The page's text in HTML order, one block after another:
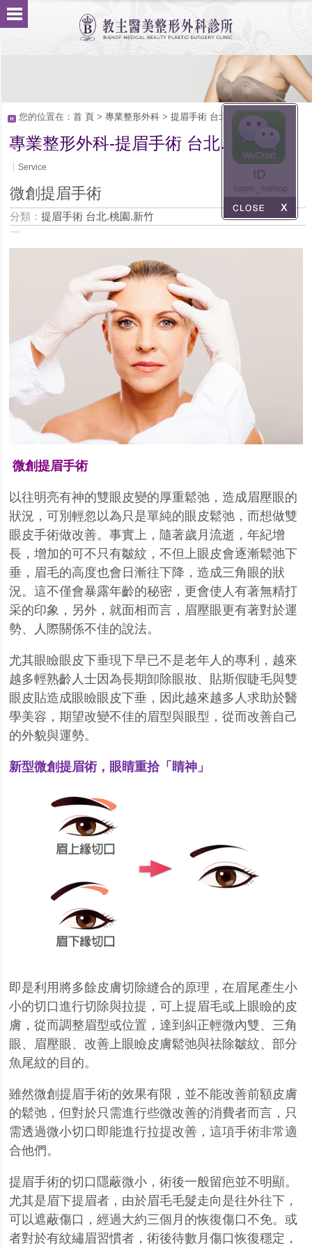
您的位置在： 首 頁> 專業整形外科> 提眉手術 台北.桃園.新竹
專業整形外科-提眉手術 台北.桃園.新竹
Service
微創提眉手術
分類： 提眉手術 台北.桃園.新竹
微創提眉手術
以往明亮有神的雙眼皮變的厚重鬆弛，造成眉壓眼的
狀況，可別輕忽以為只是單純的眼皮鬆弛，而想做雙
眼皮手術做改善。事實上，隨著歲月流逝，年紀增
長，增加的可不只有皺紋，不但上眼皮會逐漸鬆弛下
垂，眉毛的高度也會日漸往下降，造成三角眼的狀
況。這不僅會暴露年齡的秘密，更會使人有著無精打
采的印象，另外，就面相而言，眉壓眼更有著對於運
勢、人際關係不佳的說法。
尤其眼瞼眼皮下垂現下早已不是老年人的專利，越來
越多輕熟齡人士因為長期卸除眼妝、貼斯假睫毛與雙
眼皮貼造成眼瞼眼皮下垂，因此越來越多人求助於醫
學美容，期望改變不佳的眉型與眼型，從而改善自己
的外貌與運勢。
新型微創提眉術，眼睛重拾「睛神」
即是利用將多餘皮膚切除縫合的原理，在眉尾產生小
小的切口進行切除與拉提，可上提眉毛或上眼瞼的皮
膚，從而調整眉型或位置，達到糾正輕微內雙、三角
眼、眉壓眼、改善上眼瞼皮膚鬆弛與祛除皺紋、部分
魚尾紋的目的。
雖然微創提眉手術的效果有限，並不能改善前額皮膚
的鬆弛，但對於只需進行些微改善的消費者而言，只
需透過微小切口即能進行拉提改善，這項手術非常適
合他們。
提眉手術的切口隱蔽微小，術後一般留疤並不明顯。
尤其是眉下提眉者，由於眉毛毛髮走向是往外往下，
可以遮蔽傷口，經過大約三個月的恢復傷口不免。或
者對於有紋繡眉習慣者，術後待數月傷口恢復穩定，